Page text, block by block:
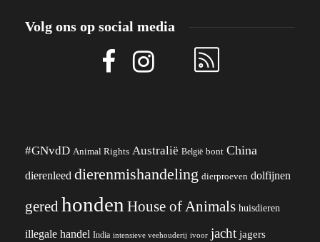
Volg ons op social media
#GNvdD Animal Rights Australië België bont China
dierenleed dierenmishandeling dierproeven dolfijnen
geredhonden House of Animals huisdieren
illegale handel India intensieve veehouderij ivoor jacht jagers